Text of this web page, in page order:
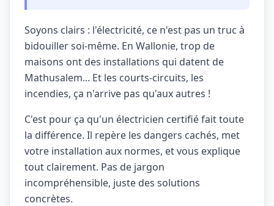
Soyons clairs : l'électricité, ce n'est pas un truc à
bidouiller soi-même. En Wallonie, trop de
maisons ont des installations qui datent de
Mathusalem... Et les courts-circuits, les
incendies, ça n'arrive pas qu'aux autres !
C'est pour ça qu'un électricien certifié fait toute
la différence. Il repère les dangers cachés, met
votre installation aux normes, et vous explique
tout clairement. Pas de jargon
incompréhensible, juste des solutions
concrètes.